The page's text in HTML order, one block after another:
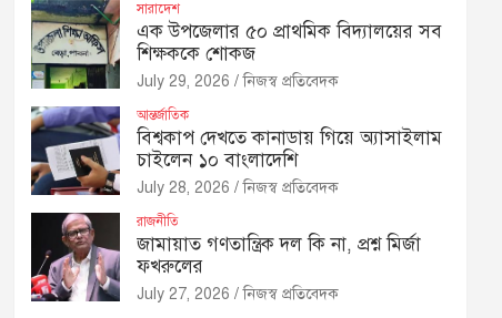
সারাদেশ
এক উপজেলার ৫০ প্রাথমিক বিদ্যালয়ের সব
শিক্ষককে শোকজ
July 29, 2026 নিজস্ব প্রতিবেদক
আন্তর্জাতিক
বিশ্বকাপ দেখতে কানাডায় গিয়ে অ্যাসাইলাম
চাইলেন ১০ বাংলাদেশি
July 28, 2026 নিজস্ব প্রতিবেদক
রাজনীতি
জামায়াত গণতান্ত্রিক দল কি না, প্রশ্ন মির্জা
ফখরুলের
July 27, 2026 নিজস্ব প্রতিবেদক